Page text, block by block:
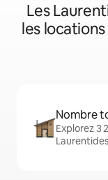
Les
les
Nombre
Explorez 3
Laurentides